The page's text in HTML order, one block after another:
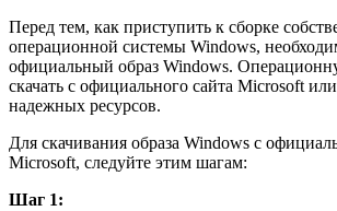
Перед тем, как приступить к сборке
операционной системы Windows,
официальный образ Windows.
скачать с официального сайта Microsoft
надежных ресурсов.
Для скачивания образа Windows с
Microsoft, следуйте этим шагам:
Шаг 1: